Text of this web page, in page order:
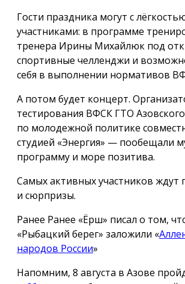
Гости праздника могут с
участниками: в программе
тренера Ирины Михайлюк под
спортивные челленджи и
себя в выполнении нормативов
А потом будет концерт.
тестирования ВФСК ГТО
по молодежной политике
студией «Энергия» — пообещали
программу и море позитива.
Самых активных участников ждут
и сюрпризы.
Ранее Ранее «Ёрш» писал о том,
«Рыбацкий берег» заложили «
народов России»
Напомним, 8 августа в Азове